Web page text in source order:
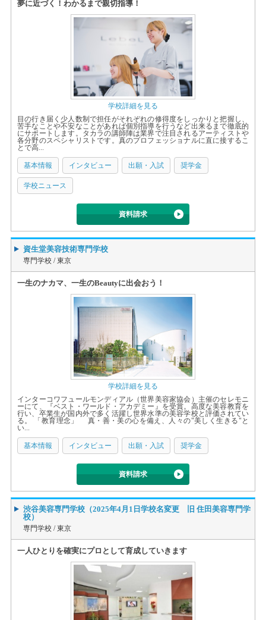
夢に近づく！わかるまで親切指導！
学校詳細を見る
目の行き届く少人数制で担任がそれぞれの修得度をしっかりと把握し、
苦手なことや不安なことがあれば個別指導を行うなど出来るまで徹底的
にサポートします。タカラの講師陣は業界で注目されるアーティストや
各分野のスペシャリストです。真のプロフェッショナルに直に接するこ
とで高...
基本情報 インタビュー 出願・入試 奨学金
学校ニュース
資料請求
資生堂美容技術専門学校
専門学校 /東京
一生のナカマ、一生のBeautyに出会おう！
学校詳細を見る
インターコワフュールモンディアル（世界美容家協会）主催のセレモニ
ーにて、『ベスト・ワールド・アカデミー』を受賞。⾼度な美容教育を
⾏い、卒業⽣が国内外で多く活躍し世界⽔準の美容学校と評価されてい
る。 「教育理念」 真・善・美の心を備え、人々の"美しく生きる"と
い...
基本情報 インタビュー 出願・入試 奨学金
資料請求
渋谷美容専門学校（2025年4月1日学校名変更 旧 住田美容専門学
校）
専門学校 /東京
一人ひとりを確実にプロとして育成していきます